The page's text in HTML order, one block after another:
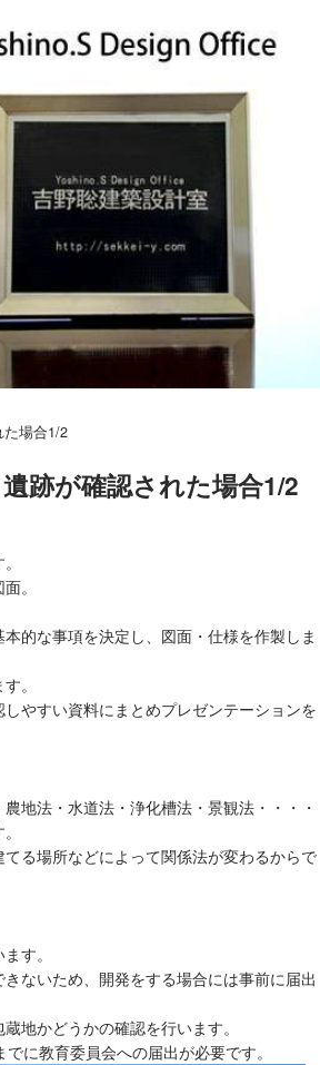
場合1/2
跡が確認された場合1/2
。
的な事項を決定し、図面・仕様を作製しま
。
やすい資料にまとめプレゼンテーションを
地法・水道法・浄化槽法・景観法・・・・
る場所などによって関係法が変わるからで
す。
ないため、開発をする場合には事前に届出
地かどうかの確認を行います。
に教育委員会への届出が必要です。